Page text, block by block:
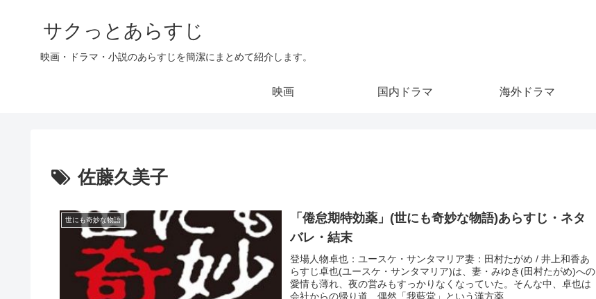
サクっとあらすじ
映画・ドラマ・小説のあらすじを簡潔にまとめて紹介します。
映画 国内ドラマ 海外ドラマ
佐藤久美子
世にも奇妙な物語
「倦怠期特効薬」(世にも奇妙な物語)あらすじ・ネタ
バレ・結末
登場人物卓也：ユースケ・サンタマリア妻：田村たがめ / 井上和香あ
らすじ卓也(ユースケ・サンタマリア)は、妻・みゆき(田村たがめ)への
愛情も薄れ、夜の営みもすっかりなくなっていた。そんな中、卓也は
会社からの帰り道、偶然「我藍堂」という漢方薬...